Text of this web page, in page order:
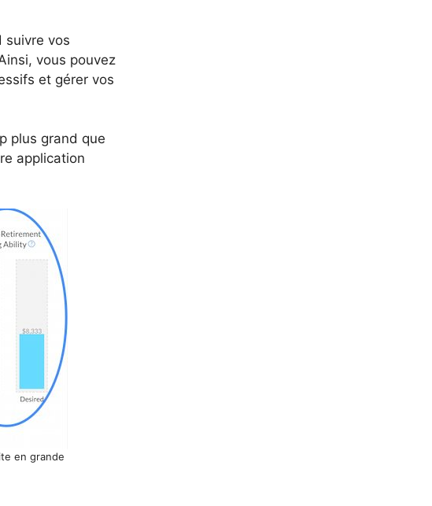
suivre vos
vous pouvez
et gérer vos
plus grand que
application
en grande